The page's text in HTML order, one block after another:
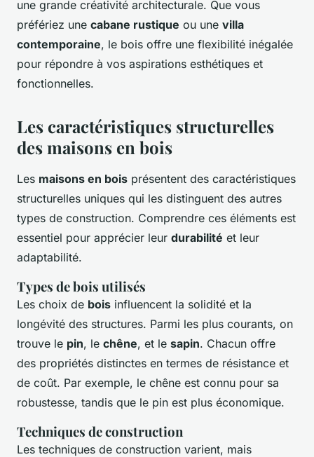
une grande créativité architecturale. Que vous
préfériez une cabane rustique ou une villa
contemporaine, le bois offre une flexibilité inégalée
pour répondre à vos aspirations esthétiques et
fonctionnelles.
Les caractéristiques structurelles
des maisons en bois
Les maisons en bois présentent des caractéristiques
structurelles uniques qui les distinguent des autres
types de construction. Comprendre ces éléments est
essentiel pour apprécier leur durabilité et leur
adaptabilité.
Types de bois utilisés
Les choix de bois influencent la solidité et la
longévité des structures. Parmi les plus courants, on
trouve le pin, le chêne, et le sapin. Chacun offre
des propriétés distinctes en termes de résistance et
de coût. Par exemple, le chêne est connu pour sa
robustesse, tandis que le pin est plus économique.
Techniques de construction
Les techniques de construction varient, mais